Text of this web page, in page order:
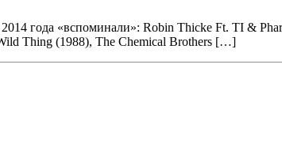
года «вспоминали»: Robin Thicke Ft. TI &
Thing (1988), The Chemical Brothers […]